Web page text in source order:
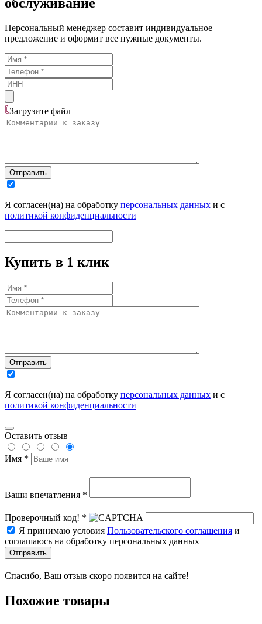
обслуживание
Персональный менеджер составит индивидуальное
предложение и оформит все нужные документы.
Загрузите файл
Отправить
Я согласен(на) на обработку персональных данных и с
политикой конфиденциальности
Купить в 1 клик
Отправить
Я согласен(на) на обработку персональных данных и с
политикой конфиденциальности
Оставить отзыв
Имя *
Ваши впечатления *
Проверочный код! *
Я принимаю условия Пользовательского соглашения и
соглашаюсь на обработку персональных данных
Отправить
Спасибо, Ваш отзыв скоро появится на сайте!
Похожие товары